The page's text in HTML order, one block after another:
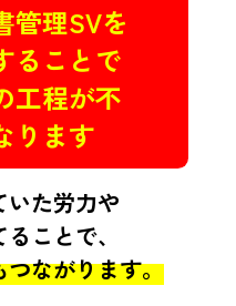
管理SVを
ることで
工程が不
ります
た労力や
ことで、
ながります。